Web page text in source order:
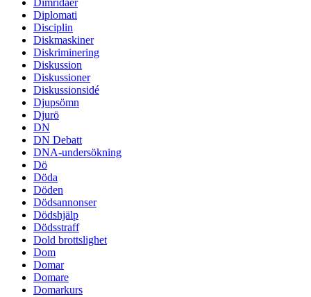
Diplomati
Disciplin
Diskmaskiner
Diskriminering
Diskussion
Diskussioner
Diskussionsidé
Djupsömn
Djurö
DN
DN Debatt
DNA-undersökning
Dö
Döda
Döden
Dödsannonser
Dödshjälp
Dödsstraff
Dold brottslighet
Dom
Domar
Domare
Domarkurs